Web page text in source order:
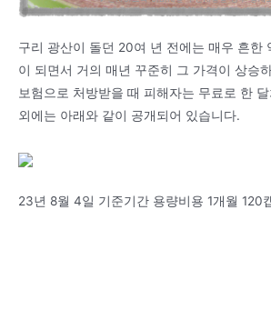
구리 광산이 돌던 20여 년 전에는 매우 흔한
이 되면서 거의 매년 꾸준히 그 가격이 상승
보험으로 처방받을 때 피해자는 무료로 한
외에는 아래와 같이 공개되어 있습니다.
23년 8월 4일 기준기간 용량비용 1개월 120